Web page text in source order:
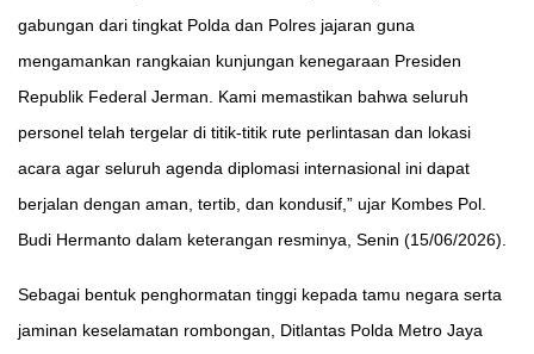
gabungan dari tingkat Polda dan Polres jajaran guna
mengamankan rangkaian kunjungan kenegaraan Presiden
Republik Federal Jerman. Kami memastikan bahwa seluruh
personel telah tergelar di titik-titik rute perlintasan dan lokasi
acara agar seluruh agenda diplomasi internasional ini dapat
berjalan dengan aman, tertib, dan kondusif,” ujar Kombes Pol.
Budi Hermanto dalam keterangan resminya, Senin (15/06/2026).
Sebagai bentuk penghormatan tinggi kepada tamu negara serta
jaminan keselamatan rombongan, Ditlantas Polda Metro Jaya